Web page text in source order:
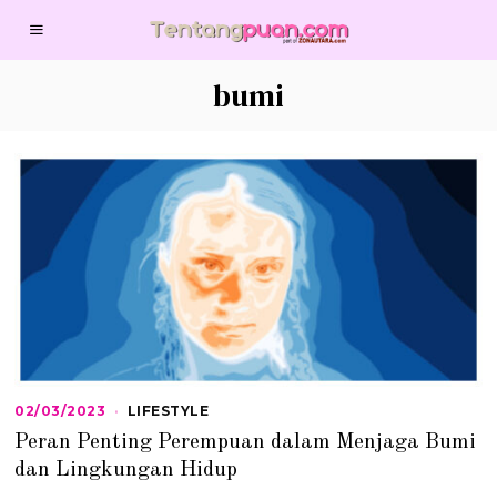
bumi
02/03/2023 0
/
0
LIFESTYLE
Peran Penting Perempuan dalam Menjaga Bumi
dan Lingkungan Hidup